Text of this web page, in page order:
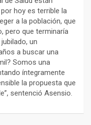
hoy es terrible la
a la población, que
pero que terminaría
un
a buscar una
Somos una
íntegramente
la propuesta que
sentenció Asensio.